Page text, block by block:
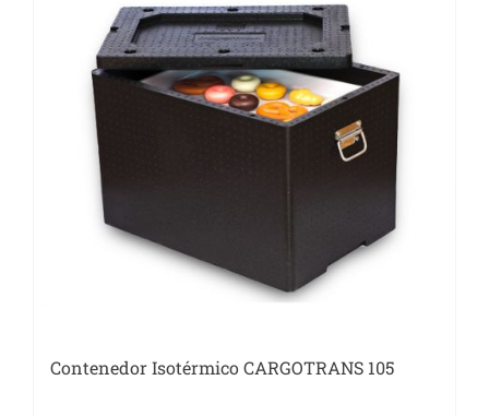
Food Service y Vending
91 629 17 10
Contenedor Isotérmico CARGOTRANS 105